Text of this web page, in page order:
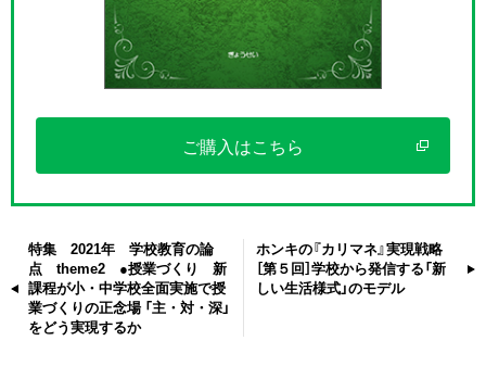
ご購入はこちら
特集 2021年 学校教育の論
点 theme2 ●授業づくり 新
課程が小・中学校全面実施で授
業づくりの正念場 「主・対・深」
をどう実現するか
ホンキの『カリマネ』実現戦略
［第５回］学校から発信する「新
しい生活様式」のモデル